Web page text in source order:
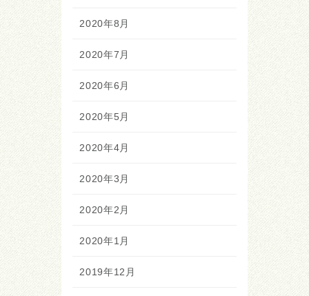
2020年8月
2020年7月
2020年6月
2020年5月
2020年4月
2020年3月
2020年2月
2020年1月
2019年12月